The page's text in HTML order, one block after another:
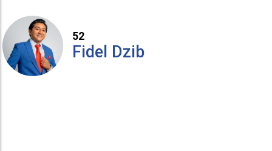
52
Fidel Dzib